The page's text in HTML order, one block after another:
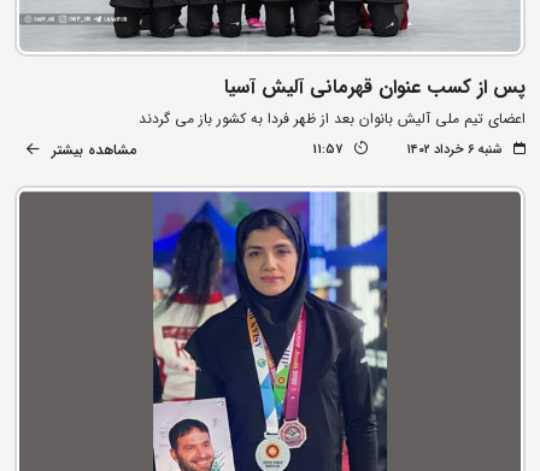
پس از کسب عنوان قهرمانی آلیش آسیا
اعضای تیم ملی آلیش بانوان بعد از ظهر فردا به کشور باز می گردند
شنبه ۶ خرداد ۱۴۰۲ 11:57 مشاهده بیشتر